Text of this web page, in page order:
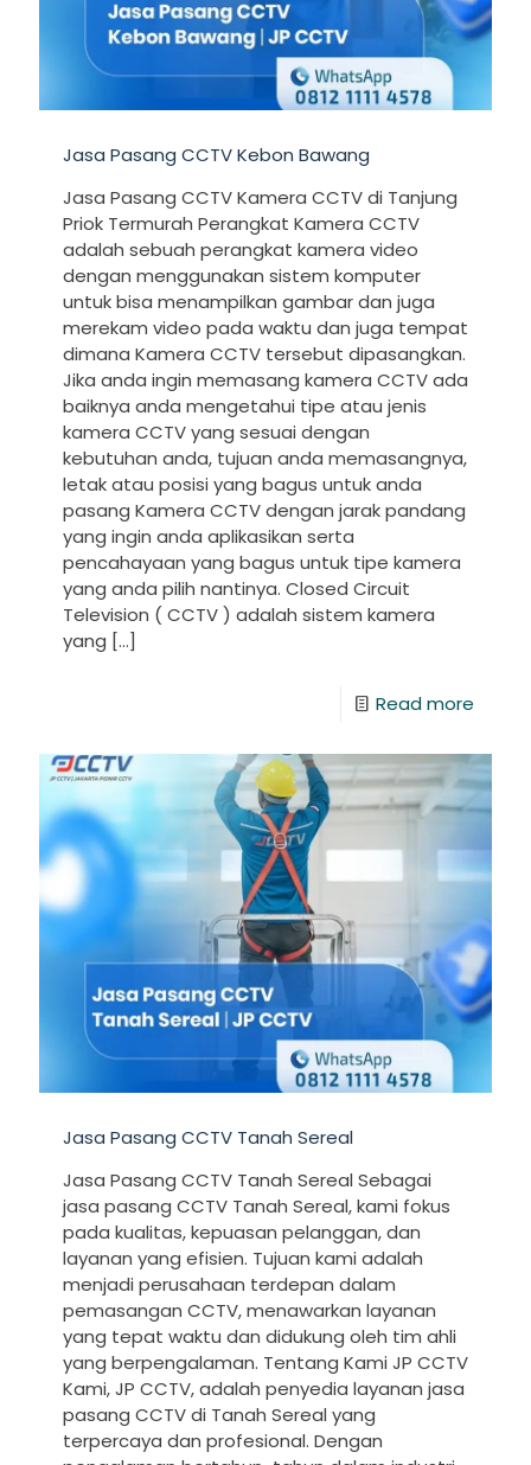
Jasa Pasang CCTV Kebon Bawang
Jasa Pasang CCTV Kamera CCTV di Tanjung
Priok Termurah Perangkat Kamera CCTV
adalah sebuah perangkat kamera video
dengan menggunakan sistem komputer
untuk bisa menampilkan gambar dan juga
merekam video pada waktu dan juga tempat
dimana Kamera CCTV tersebut dipasangkan.
Jika anda ingin memasang kamera CCTV ada
baiknya anda mengetahui tipe atau jenis
kamera CCTV yang sesuai dengan
kebutuhan anda, tujuan anda memasangnya,
letak atau posisi yang bagus untuk anda
pasang Kamera CCTV dengan jarak pandang
yang ingin anda aplikasikan serta
pencahayaan yang bagus untuk tipe kamera
yang anda pilih nantinya. Closed Circuit
Television ( CCTV ) adalah sistem kamera
yang […]
Read more
Jasa Pasang CCTV Tanah Sereal
Jasa Pasang CCTV Tanah Sereal Sebagai
jasa pasang CCTV Tanah Sereal, kami fokus
pada kualitas, kepuasan pelanggan, dan
layanan yang efisien. Tujuan kami adalah
menjadi perusahaan terdepan dalam
pemasangan CCTV, menawarkan layanan
yang tepat waktu dan didukung oleh tim ahli
yang berpengalaman. Tentang Kami JP CCTV
Kami, JP CCTV, adalah penyedia layanan jasa
pasang CCTV di Tanah Sereal yang
terpercaya dan profesional. Dengan